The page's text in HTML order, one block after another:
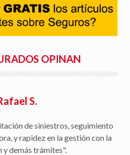
OPINAN
S.
de siniestros, seguimiento
y rapidez en la gestión con la
y demás trámites".